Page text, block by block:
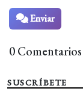
Enviar
0 Comentarios
SUSCRÍBETE